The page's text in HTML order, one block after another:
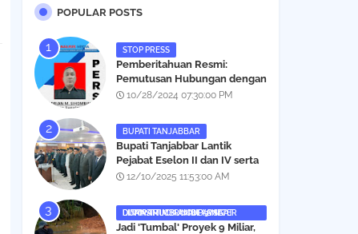
POPULAR POSTS
STOP PRESS
Pemberitahuan Resmi:
Pemutusan Hubungan dengan
Salah Satu Individu yang
Analisismedia.com
10/28/2024 07:30:00 PM
BUPATI TANJABBAR
‎Bupati Tanjabbar Lantik
Pejabat Eselon II dan IV serta
Fungsional, Berikut Nama dan
12/10/2025 11:53:00 AM
DUMP TRUCK AMBLAS SAAT LINTASI TIMBUNAN YANG DITANAMI CERUCUP 3 METER
‎Jadi 'Tumbal' Proyek 9 Miliar,